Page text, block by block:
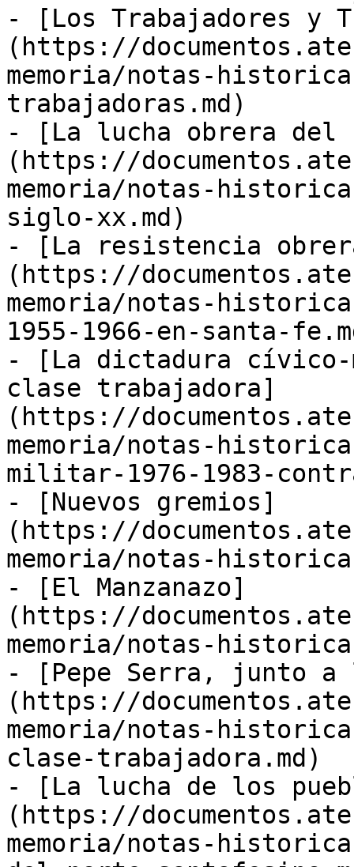
- [Los Trabajadores y
(https://
memoria/notas-
trabajadoras.md)
- [La lucha obrera del
(https://
memoria/notas-
siglo-xx.md)
- [La resistencia
(https://
memoria/notas-
1955-1966-en-santa-
- [La dictadura
clase trabajadora]
(https://
memoria/notas-
militar-1976-1983-
- [Nuevos gremios]
(https://
memoria/notas-
- [El Manzanazo]
(https://
memoria/notas-
- [Pepe Serra, junto
(https://
memoria/notas-
clase-trabajadora.md)
- [La lucha de los
(https://
memoria/notas-